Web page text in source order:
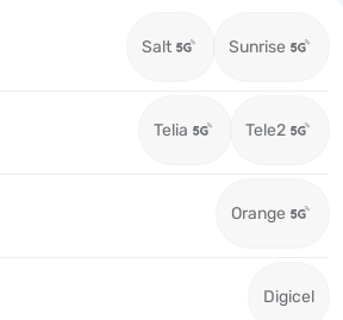
Salt Sunrise
Telia Tele2
Orange
Digicel